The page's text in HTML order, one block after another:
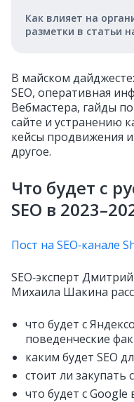
Как влияет на
разметки в статьи
В майском
SEO, оперативная
Вебмастера, гайды
сайте и устранению
кейсы продвижения
другое.
Что будет с
SEO в
Пост на SEO‑канале
SEO‑эксперт
Михаила Шакина
что будет с
поведенческие
каким будет SEO
стоит ли закупать
что будет c Google